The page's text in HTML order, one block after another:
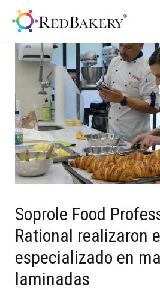
Soprole Food
Rational realizaron
especializado en
laminadas